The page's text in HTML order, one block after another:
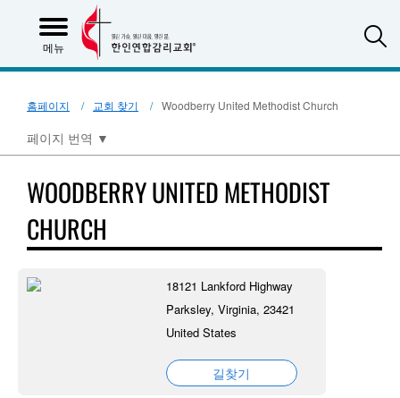
메뉴
홈페이지 교회 찾기 Woodberry United Methodist Church
페이지 번역 ▼
WOODBERRY UNITED METHODIST
CHURCH
18121 Lankford Highway
Parksley, Virginia, 23421
United States
길찾기